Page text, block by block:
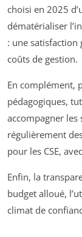
choisi en 2025
dématérialiser
: une satisfaction
coûts de gestion.
En complément,
pédagogiques,
accompagner les
régulièrement
pour les CSE,
Enfin, la
budget alloué,
climat de